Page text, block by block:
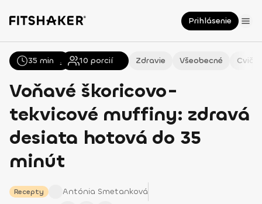
Prihlásenie
Všetky Recepty Zdravie Všeobecné
Voňavé škoricovo-
tekvicové muffiny: zdravá
desiata hotová do 35
minút
Recepty Antónia Smetanková
35 min 10 porcií